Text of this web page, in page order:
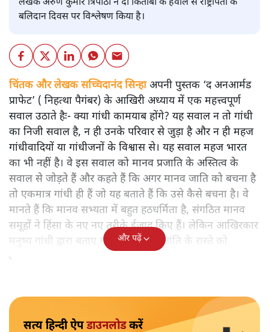
लेखक अरुण कुमार त्रिपाठी ने दो किताबों के हवाले से राष्ट्रपिता के
बलिदान दिवस पर विश्लेषण किया है।
चिंतक और लेखक सच्चिदानंद सिन्हाअपनी पुस्तक ‘द अनआर्मड
प्राफेट’ ( निहत्था पैगंबर) के आखिरी अध्याय में एक महत्त्वपूर्ण
सवाल उठाते हैः- क्या गांधी कामयाब होंगे? यह सवाल न तो गांधी
का निजी सवाल है, न ही उनके परिवार से जुड़ा है और न ही महज
गांधीवादियों या गांधीजनों के विश्वास से। यह सवाल महज भारत
का भी नहीं है। वे इस सवाल को मानव प्रजाति के अस्तित्व के
सवाल से जोड़ते हैं और कहते हैं कि अगर मानव जाति को बचना है
तो एकमात्र गांधी ही हैं जो यह बताते हैं कि उसे कैसे बचना है। वे
मानते हैं कि मानव सभ्यता में बहुत हठधर्मिता है, संगठित मानव
समूहों ने हिंसा के नए नए तरीके ईजाद किए हैं। लेकिन आखिरकार
मनुष्य गांधी द्वारा बताए गए अहिंसा और शांति के रास्ते को
अपनाएगा।
और पढ़ें
सत्य हिन्दी ऐपडाउनलोडकरें